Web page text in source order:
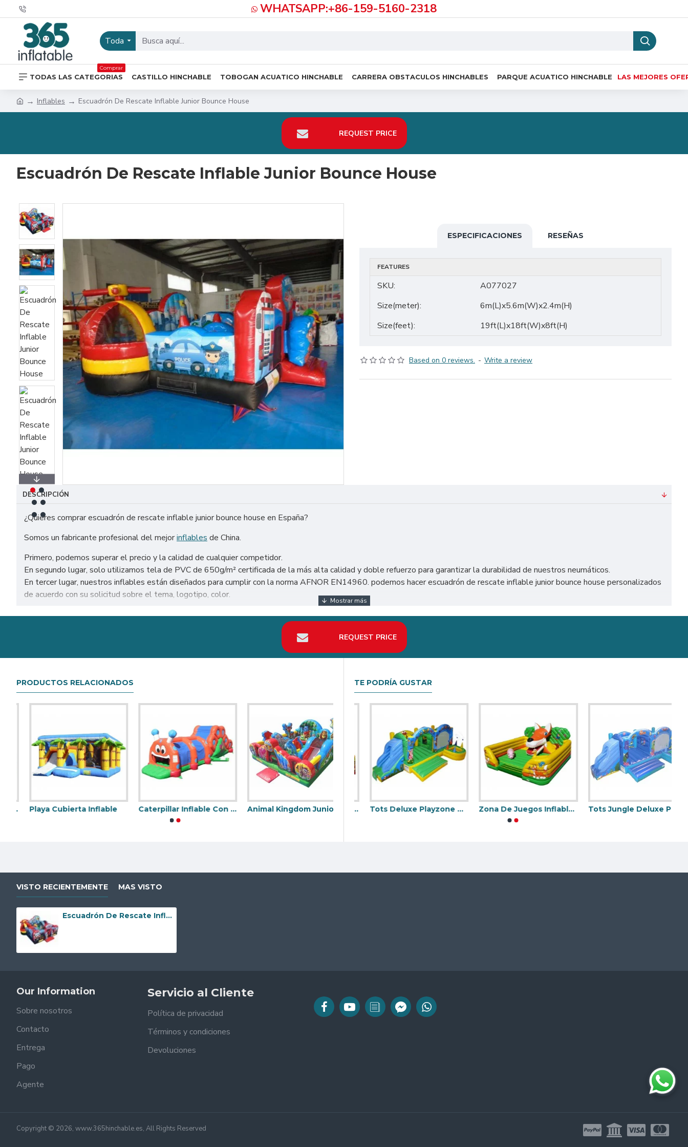
WHATSAPP:+86-159-5160-2318
Toda
TODAS LAS CATEGORIAS
Comprar
CASTILLO HINCHABLE TOBOGAN ACUATICO HINCHABLE CARRERA OBSTACULOS HINCHABLES PARQUE ACUATICO HINCHABLE LAS MEJORES
Inflables Escuadrón De Rescate Inflable Junior Bounce House
REQUEST PRICE
Escuadrón De Rescate Inflable Junior Bounce House
ESPECIFICACIONES RESEÑAS
FEATURES
SKU:
A077027
Size(meter):
6m(L)x5.6m(W)x2.4m(H)
Size(feet):
19ft(L)x18ft(W)x8ft(H)
Based on 0 reviews. - Write a review
DESCRIPCIÓN
¿Quieres comprar escuadrón de rescate inflable junior bounce house en España?
Somos un fabricante profesional del mejorinflables de China.
Primero, podemos superar el precio y la calidad de cualquier competidor.
En segundo lugar, solo utilizamos tela de PVC de 650g/m² certificada de la más alta calidad y doble refuerzo para garantizar la durabilidad de nuestros neumáticos.
En tercer lugar, nuestros inflables están diseñados para cumplir con la norma AFNOR EN14960. podemos hacer escuadrón de rescate inflable junior bounce house personalizados
de acuerdo con su solicitud sobre el tema, logotipo, color.
Venta de escuadrón de rescate inflable junior bounce house en todo el mundo: Estados Unidos, México, Argentina, Chile, etc. Particularmente en España, como Madrid, Barcelona,
Nuestra combinación de seguridad, calidad y diseños le brinda el mejor retorno de la inversión en su negocio de alquiler Castillo Hinchable.
REQUEST PRICE
PRODUCTOS RELACIONADOS
Playa Cubierta Inflable Caterpillar Inflable Con Tobogan Animal Kingdom Junior Bounce House
TE PODRÍA GUSTAR
Crayon Toddler Unit Tots Deluxe Playzone Bugz Zona De Juegos Inflables De Enfants Tots Jungle Deluxe Playzone
VISTO RECIENTEMENTE MAS VISTO
Escuadrón De Rescate Inflable Junior Bounce House
Our Information
Sobre nosotros
Contacto
Entrega
Pago
Agente
Servicio al Cliente
Política de privacidad
Términos y condiciones
Devoluciones
Copyright © 2026, www.365hinchable.es, All Rights Reserved